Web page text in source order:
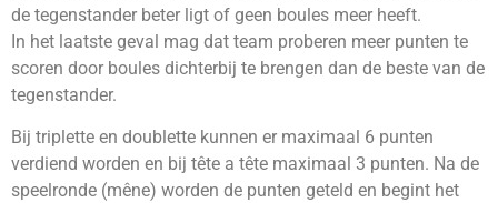
de tegenstander beter ligt of geen boules meer heeft.
In het laatste geval mag dat team proberen meer punten te
scoren door boules dichterbij te brengen dan de beste van de
tegenstander.
Bij triplette en doublette kunnen er maximaal 6 punten
verdiend worden en bij tête a tête maximaal 3 punten. Na de
speelronde (mêne) worden de punten geteld en begint het